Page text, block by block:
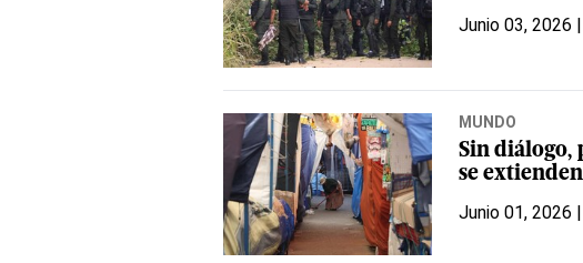
Junio 03, 2026 |
MUNDO
Sin diálogo,
se
Junio 01, 2026 |